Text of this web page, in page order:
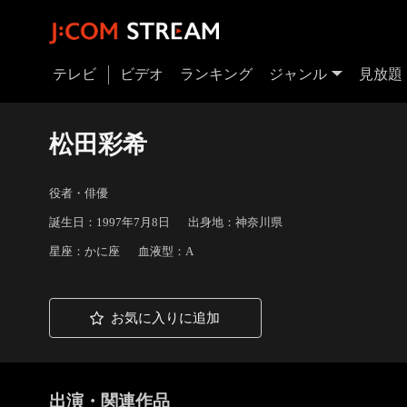
テレビ ビデオ ランキング ジャンル 見放題
松田彩希
役者・俳優
誕生日：1997年7月8日 出身地：神奈川県
星座：かに座 血液型：A
お気に入りに追加
出演・関連作品